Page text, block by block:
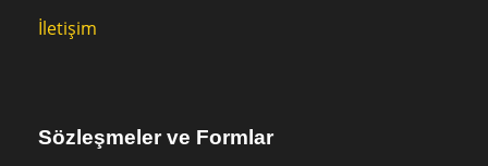
İletişim
Sözleşmeler ve Formlar